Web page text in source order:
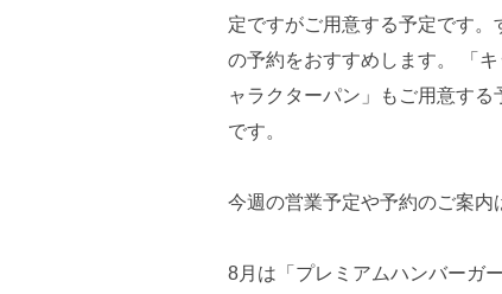
定ですがご用意する予定です
の予約をおすすめします。 「
ャラクターパン」もご用意す
です。
今週の営業予定や予約のご案内
8月は「プレミアムハンバーガ